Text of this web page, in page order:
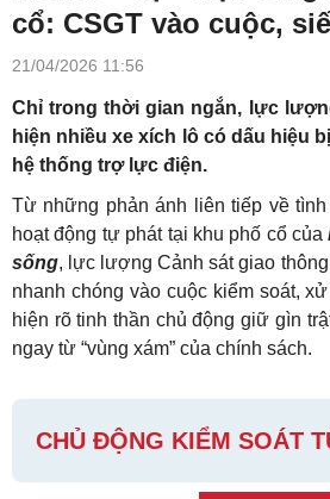
cổ: CSGT vào cuộc,
21/04/2026 11:56
Chỉ trong thời gian ngắn, lực
hiện nhiều xe xích lô có dấu hiệu
hệ thống trợ lực điện.
Từ những phản ánh liên tiếp về tình
hoạt động tự phát tại khu phố cổ của
sống, lực lượng Cảnh sát giao
nhanh chóng vào cuộc kiểm soát,
hiện rõ tinh thần chủ động giữ gìn
ngay từ “vùng xám” của chính sách.
CHỦ ĐỘNG KIỂM SOÁT